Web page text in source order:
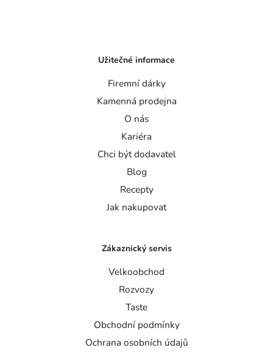
Užitečné informace
Firemní dárky
Kamenná prodejna
O nás
Kariéra
Chci být dodavatel
Blog
Recepty
Jak nakupovat
Zákaznický servis
Velkoobchod
Rozvozy
Taste
Obchodní podmínky
Ochrana osobních údajů